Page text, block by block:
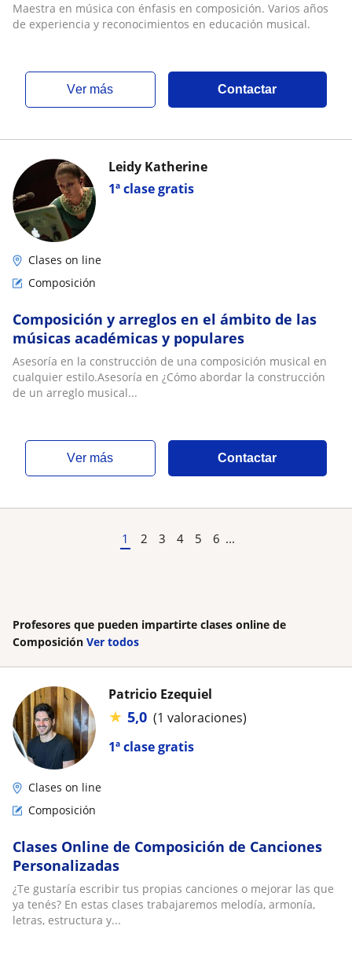
Maestra en música con énfasis en composición. Varios años
de experiencia y reconocimientos en educación musical.
ver más Contactar
1ª clase gratis
Leidy Katherine
Clases on line
Composición
Composición y arreglos en el ámbito de las
músicas académicas y populares
Asesoría en la construcción de una composición musical en
cualquier estilo.Asesoría en ¿Cómo abordar la construcción
de un arreglo musical...
ver más Contactar
1 2 3 4 5 6 ...
Profesores que pueden impartirte clases online de
Composición Ver todos
1ª clase gratis
Patricio Ezequiel
★ 5,0 (1 valoraciones)
Clases on line
Composición
Clases Online de Composición de Canciones
Personalizadas
¿Te gustaría escribir tus propias canciones o mejorar las que
ya tenés? En estas clases trabajaremos melodía, armonía,
letras, estructura y...